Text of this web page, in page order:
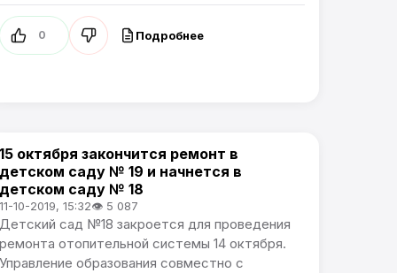
0 Подробнее
Общество / Сообщения о ЧС и погодных явлениях. /
Проблемы города
октября закончится ремонт в
саду № 19 и начнется в
саду № 18
10-2019, 15:32👁 5 087
сад №18 закроется для проведения
отопительной системы 14 октября.
образования совместно с